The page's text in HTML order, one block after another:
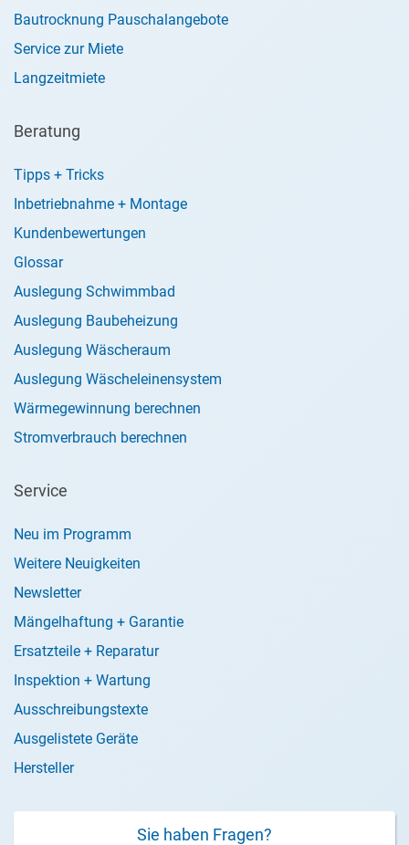
Bautrocknung Pauschalangebote
Service zur Miete
Langzeitmiete
Beratung
Tipps + Tricks
Inbetriebnahme + Montage
Kundenbewertungen
Glossar
Auslegung Schwimmbad
Auslegung Baubeheizung
Auslegung Wäscheraum
Auslegung Wäscheleinensystem
Wärmegewinnung berechnen
Stromverbrauch berechnen
Service
Neu im Programm
Weitere Neuigkeiten
Newsletter
Mängelhaftung + Garantie
Ersatzteile + Reparatur
Inspektion + Wartung
Ausschreibungstexte
Ausgelistete Geräte
Hersteller
Sie haben Fragen?